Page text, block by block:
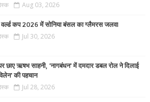
Aug 03, 2026
कप 2026 में सोनिया बंसल का ग्लैमरस जलवा
Jul 30, 2026
छाए ऋषभ साहनी, 'नागबंधन' में दमदार डबल रोल ने दिलाई
की पहचान
Jul 28, 2026